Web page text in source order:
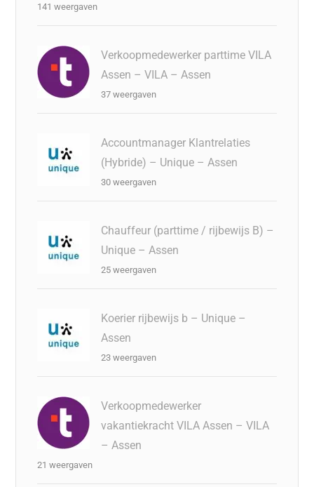
141 weergaven
Verkoopmedewerker parttime VILA
Assen – VILA – Assen
37 weergaven
Accountmanager Klantrelaties
(Hybride) – Unique – Assen
30 weergaven
Chauffeur (parttime / rijbewijs B) –
Unique – Assen
25 weergaven
Koerier rijbewijs b – Unique –
Assen
23 weergaven
Verkoopmedewerker
vakantiekracht VILA Assen – VILA
– Assen
21 weergaven